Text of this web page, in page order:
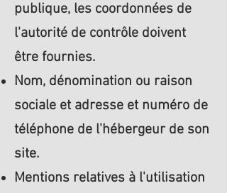
publique, les coordonnées de
l'autorité de contrôle doivent
être fournies. ​​​
Nom, dénomination ou raison
sociale et adresse et numéro de
téléphone de l'hébergeur de son
site.
Mentions relatives à l'utilisation